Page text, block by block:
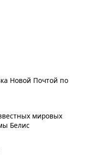
Новой Почтой по
мировых
Белис